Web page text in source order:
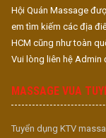
Hội Quán Massage
em tìm kiếm các địa
HCM cũng như toàn
Vui lòng liên hệ Admin
MASSAGE VUA
Tuyển dụng KTV